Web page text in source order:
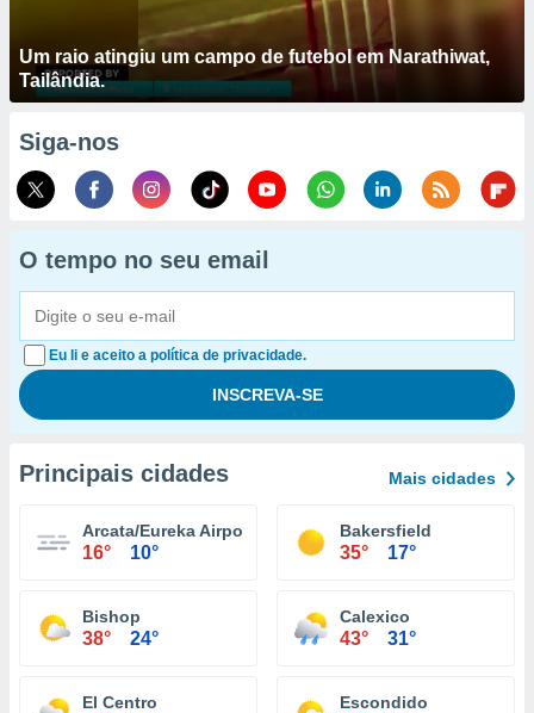
Um raio atingiu um campo de futebol em Narathiwat,
Tailândia.
Siga-nos
O tempo no seu email
Eu li e aceito a política de privacidade.
Principais cidades Mais cidades
Arcata/Eureka Airport
16° 10°
Bakersfield
35° 17°
Bishop
38° 24°
Calexico
43° 31°
El Centro Escondido